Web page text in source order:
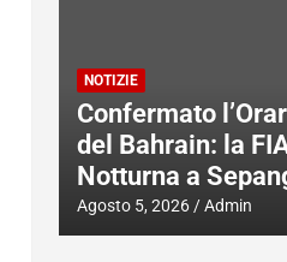
NOTIZIE
Confermato
del Bahrain: la
Notturna a
Agosto 5, 2026 Admin